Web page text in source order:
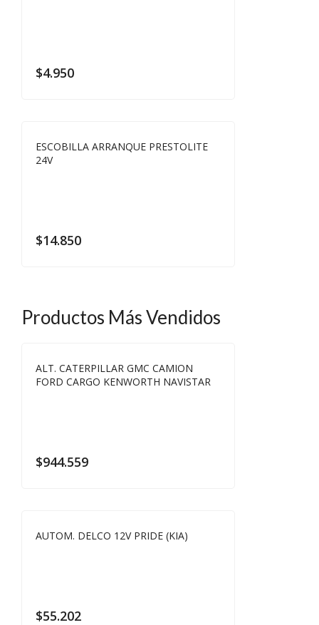
$4.950
ESCOBILLA ARRANQUE PRESTOLITE
24V
$14.850
Productos Más Vendidos
ALT. CATERPILLAR GMC CAMION
FORD CARGO KENWORTH NAVISTAR
$944.559
AUTOM. DELCO 12V PRIDE (KIA)
$55.202